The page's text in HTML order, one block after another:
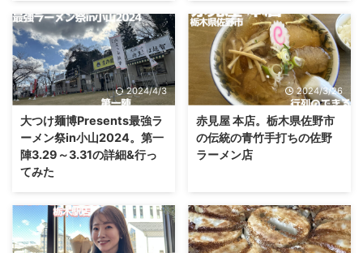
2024/4/3
大つけ麺博Presents最強ラ
ーメン祭in小山2024。第一
陣3.29～3.31の詳細&行っ
てみた
2024/3/26
赤見屋 本店。栃木県佐野市
の伝統の青竹手打ちの佐野
ラーメン店